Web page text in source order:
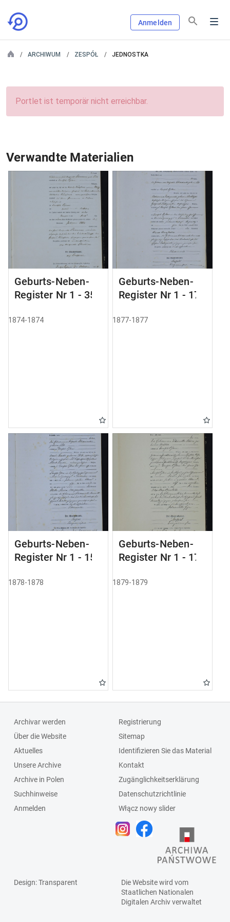
Anmelden
ARCHIWUM ZESPÓŁ JEDNOSTKA
Portlet ist temporär nicht erreichbar.
Verwandte Materialien
Geburts-Neben-
Register Nr 1 - 35
1874-1874
Geburts-Neben-
Register Nr 1 - 179
1877-1877
Geburts-Neben-
Register Nr 1 - 155
1878-1878
Geburts-Neben-
Register Nr 1 - 179
1879-1879
Archivar werden
Über die Website
Aktuelles
Unsere Archive
Archive in Polen
Suchhinweise
Anmelden
Registrierung
Sitemap
Identifizieren Sie das Material
Kontakt
Zugänglichkeitserklärung
Datenschutzrichtlinie
Włącz nowy slider
Design: Transparent
Die Website wird vom
Staatlichen Nationalen
Digitalen Archivverwaltet